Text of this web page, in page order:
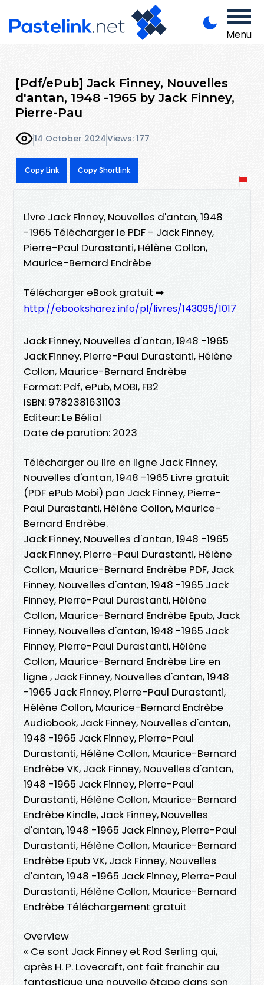
Menu
[Pdf/ePub] Jack Finney, Nouvelles
d'antan, 1948 -1965 by Jack Finney,
Pierre-Pau
14 October 2024Views: 177
Copy Link Copy Shortlink
Livre Jack Finney, Nouvelles d'antan, 1948
-1965 Télécharger le PDF - Jack Finney,
Pierre-Paul Durastanti, Hélène Collon,
Maurice-Bernard Endrèbe
Télécharger eBook gratuit ➡
http://ebooksharez.info/pl/livres/143095/1017
Jack Finney, Nouvelles d'antan, 1948 -1965
Jack Finney, Pierre-Paul Durastanti, Hélène
Collon, Maurice-Bernard Endrèbe
Format: Pdf, ePub, MOBI, FB2
ISBN: 9782381631103
Editeur: Le Bélial
Date de parution: 2023
Télécharger ou lire en ligne Jack Finney,
Nouvelles d'antan, 1948 -1965 Livre gratuit
(PDF ePub Mobi) pan Jack Finney, Pierre-
Paul Durastanti, Hélène Collon, Maurice-
Bernard Endrèbe.
Jack Finney, Nouvelles d'antan, 1948 -1965
Jack Finney, Pierre-Paul Durastanti, Hélène
Collon, Maurice-Bernard Endrèbe PDF, Jack
Finney, Nouvelles d'antan, 1948 -1965 Jack
Finney, Pierre-Paul Durastanti, Hélène
Collon, Maurice-Bernard Endrèbe Epub, Jack
Finney, Nouvelles d'antan, 1948 -1965 Jack
Finney, Pierre-Paul Durastanti, Hélène
Collon, Maurice-Bernard Endrèbe Lire en
ligne , Jack Finney, Nouvelles d'antan, 1948
-1965 Jack Finney, Pierre-Paul Durastanti,
Hélène Collon, Maurice-Bernard Endrèbe
Audiobook, Jack Finney, Nouvelles d'antan,
1948 -1965 Jack Finney, Pierre-Paul
Durastanti, Hélène Collon, Maurice-Bernard
Endrèbe VK, Jack Finney, Nouvelles d'antan,
1948 -1965 Jack Finney, Pierre-Paul
Durastanti, Hélène Collon, Maurice-Bernard
Endrèbe Kindle, Jack Finney, Nouvelles
d'antan, 1948 -1965 Jack Finney, Pierre-Paul
Durastanti, Hélène Collon, Maurice-Bernard
Endrèbe Epub VK, Jack Finney, Nouvelles
d'antan, 1948 -1965 Jack Finney, Pierre-Paul
Durastanti, Hélène Collon, Maurice-Bernard
Endrèbe Téléchargement gratuit
Overview
« Ce sont Jack Finney et Rod Serling qui,
après H. P. Lovecraft, ont fait franchir au
fantastique une nouvelle étape dans son